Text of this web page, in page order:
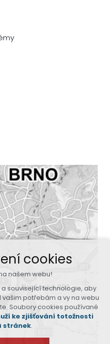
cookies
našem webu!
související technologie, aby
potřebám a vy na webu
Soubory cookies používané
ke zjišťování totožnosti
stránek.